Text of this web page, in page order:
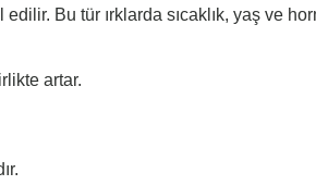
Bu tür ırklarda sıcaklık, yaş ve
artar.